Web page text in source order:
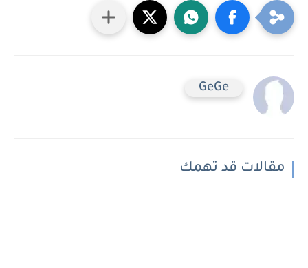
GeGe
مقالات قد تهمك